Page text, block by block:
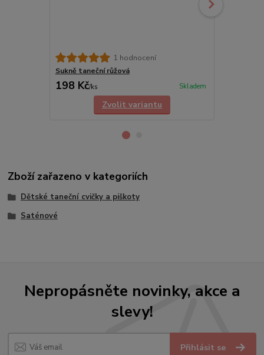
1 hodnocení
Sukně taneční růžová
198 Kč/ks Skladem
Zvolit variantu
Zboží zařazeno v kategoriích
Dětské taneční cvičky a piškoty
Saténové
Nepropásněte novinky, akce a
slevy!
Přihlásit se